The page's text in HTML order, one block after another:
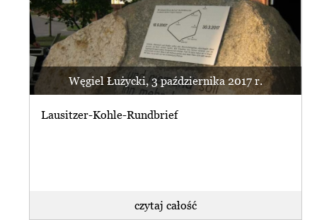
Węgiel Łużycki, 3 października 2017 r.
Lausitzer-Kohle-Rundbrief
czytaj całość